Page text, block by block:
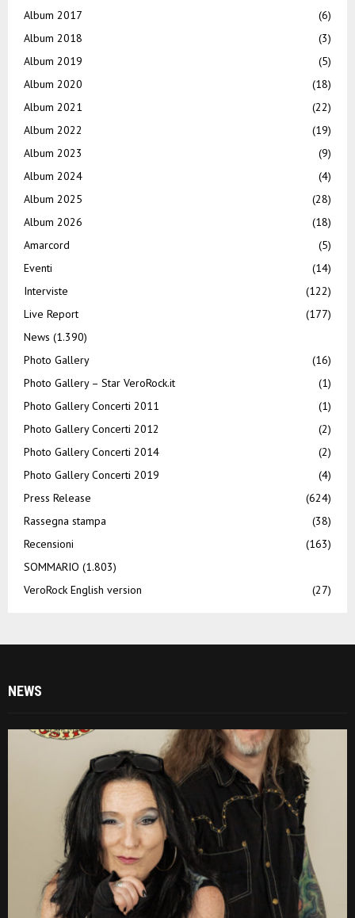
Album 2017
(6)
Album 2018
(3)
Album 2019
(5)
Album 2020
(18)
Album 2021
(22)
Album 2022
(19)
Album 2023
(9)
Album 2024
(4)
Album 2025
(28)
Album 2026
(18)
Amarcord
(5)
Eventi
(14)
Interviste
(122)
Live Report
(177)
News (1.390)
Photo Gallery
(16)
Photo Gallery – Star VeroRock.it
(1)
Photo Gallery Concerti 2011
(1)
Photo Gallery Concerti 2012
(2)
Photo Gallery Concerti 2014
(2)
Photo Gallery Concerti 2019
(4)
Press Release
(624)
Rassegna stampa
(38)
Recensioni
(163)
SOMMARIO (1.803)
VeroRock English version
(27)
NEWS